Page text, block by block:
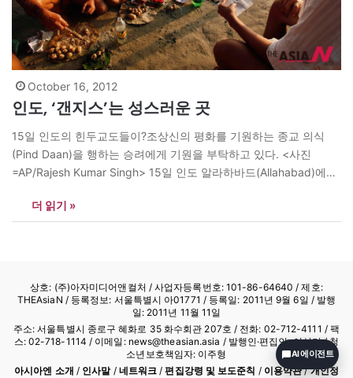
October 16, 2012
인도, ‘갠지스’는 성스러운 곳
15일 인도의 힌두교도들이?조상신의 평화를 기원하는 종교 의식
(Pind Daan)을 행하는 승려에게 기원을 부탁하고 있다. <사진
=AP/Rajesh Kumar Singh> 15일 인도 알라하바드(Allahabad)에서
악령에게 몸이 사로잡힌 것으로 추정되는 인도 여성이 돈을 받고 악
령을 제거해주는 여러 명의 승려들(ojha)에게 치료를 받고 있다. 아
더 읽기 »
상호: (주)아자미디어앤컬처 /사업자등록번호: 101-86-64640 / 제호:
THEAsiaN / 등록정보: 서울특별시 아01771 / 등록일: 2011년 9월 6일 / 발행
일: 2011년 11월 11일
주소: 서울특별시 종로구 혜화로 35 화수회관 207호 / 전화: 02-712-4111 / 팩
스: 02-718-1114 / 이메일: news@theasian.asia / 발행인·편집인: 이상기 / 청
소년보호책임자: 이주형
아시아엔 소개 / 인사말/ 네트워크 /편집강령 및 보도준칙 / 이용약관/개인정
AI 에이전트